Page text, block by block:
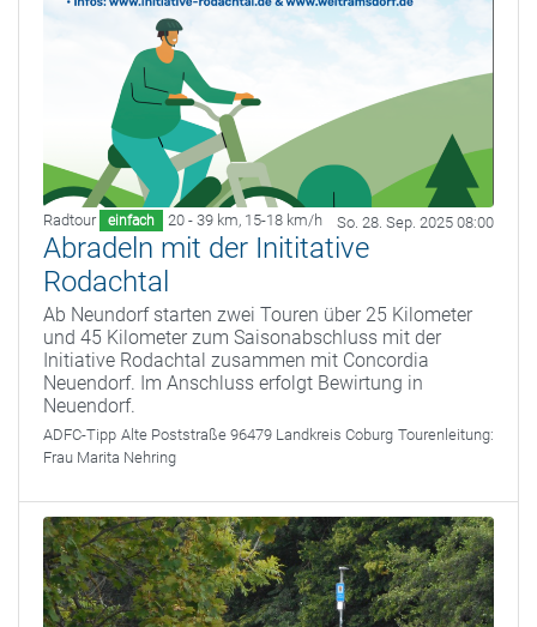
Radtour einfach 20 - 39 km, 15-18 km/h So. 28. Sep. 2025 08:00
Abradeln mit der Inititative
Rodachtal
Ab Neundorf starten zwei Touren über 25 Kilometer
und 45 Kilometer zum Saisonabschluss mit der
Initiative Rodachtal zusammen mit Concordia
Neuendorf. Im Anschluss erfolgt Bewirtung in
Neuendorf.
ADFC-Tipp Alte Poststraße 96479 Landkreis Coburg Tourenleitung:
Frau Marita Nehring